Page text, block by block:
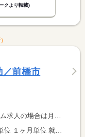
クより転載)
／前橋市
の場合は時間額を表示しています。